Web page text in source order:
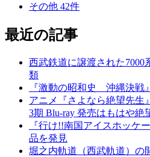
その他 42件
最近の記事
西武鉄道に譲渡された7000
類
『激動の昭和史 沖縄決戦
アニメ『さよなら絶望先生
3期 Blu-ray 発売はもはや絶
『行け!!南国アイスホッケ
品を発見
堀之内軌道（西武軌道）の